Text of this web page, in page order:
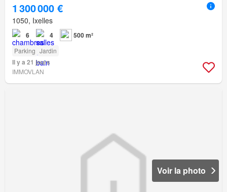
1 300 000 €
1050, Ixelles
6 4 500 m²
Parking Jardin
Il y a 21 jours
IMMOVLAN
Voir la photo